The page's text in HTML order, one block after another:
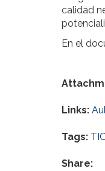
calidad
En el
Links:
Tags:
Share: